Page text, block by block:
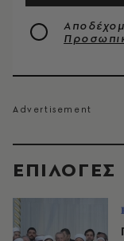
EΠΙΛΟΓΈΣ